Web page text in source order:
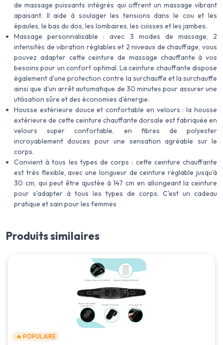
de massage puissants intégrés qui offrent un massage vibrant
apaisant. Il aide à soulager les tensions dans le cou et les
épaules, le bas du dos, les lombaires, les cuisses et les jambes.
Massage personnalisable : avec 3 modes de massage, 2
intensités de vibration réglables et 2 niveaux de chauffage, vous
pouvez adapter cette ceinture de massage chauffante à vos
besoins pour un confort optimal. La ceinture chauffante dispose
également d'une protection contre la surchauffe et la surchauffe
ainsi que d'un arrêt automatique de 30 minutes pour assurer une
utilisation sûre et des économies d'énergie.
Housse extérieure douce et confortable en velours : la housse
extérieure de cette ceinture chauffante dorsale est fabriquée en
velours super confortable, en fibres de polyester
incroyablement douces pour une sensation agréable sur le
corps.
Convient à tous les types de corps : cette ceinture chauffante
est très flexible, avec une longueur de ceinture réglable jusqu'à
30 cm, qui peut être ajustée à 147 cm en allongeant la ceinture
pour s'adapter à tous les types de corps. C'est un cadeau
pratique et sain pour les femmes
Produits similaires
🔥 POPULAIRE